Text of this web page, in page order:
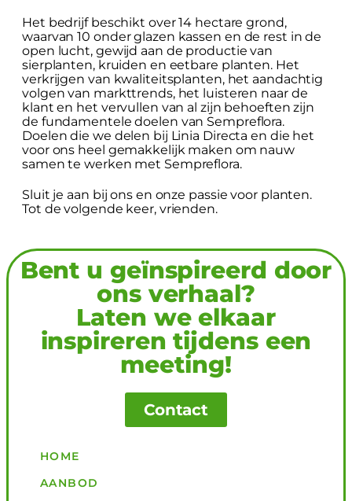
Het bedrijf beschikt over 14 hectare grond,
waarvan 10 onder glazen kassen en de rest in de
open lucht, gewijd aan de productie van
sierplanten, kruiden en eetbare planten. Het
verkrijgen van kwaliteitsplanten, het aandachtig
volgen van markttrends, het luisteren naar de
klant en het vervullen van al zijn behoeften zijn
de fundamentele doelen van Sempreflora.
Doelen die we delen bij Linia Directa en die het
voor ons heel gemakkelijk maken om nauw
samen te werken met Sempreflora.
Sluit je aan bij ons en onze passie voor planten.
Tot de volgende keer, vrienden.
Bent u geïnspireerd door
ons verhaal?
Laten we elkaar
inspireren tijdens een
meeting!
Contact
HOME
AANBOD